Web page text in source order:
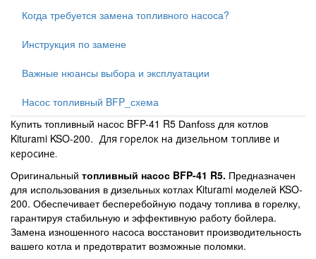
Когда требуется замена топливного насоса?
Инструкция по замене
Важные нюансы выбора и эксплуатации
Насос топливный BFP_схема
Купить топливный насос BFP-41 R5 Danfoss для котлов
Kiturami KSO-200. Для горелок на дизельном топливе и
керосине.
Оригинальный топливный насос BFP-41 R5. Предназначен
для использования в дизельных котлах Kiturami моделей KSO-
200. Обеспечивает бесперебойную подачу топлива в горелку,
гарантируя стабильную и эффективную работу бойлера.
Замена изношенного насоса восстановит производительность
вашего котла и предотвратит возможные поломки.